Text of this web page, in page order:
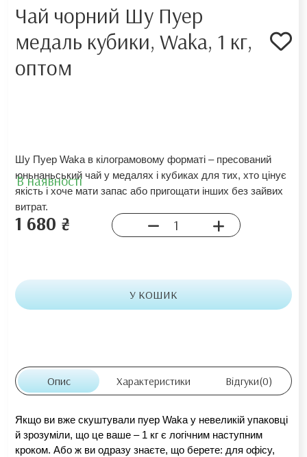
Чай чорний Шу Пуер
медаль кубики, Waka, 1 кг,
оптом
Шу Пуер Waka в кілограмовому форматі – пресований
юньнаньський чай у медалях і кубиках для тих, хто цінує
якість і хоче мати запас або пригощати інших без зайвих
витрат.
В наявності
1 680 ₴
У КОШИК
Опис Характеристики Відгуки(0)
Якщо ви вже скуштували пуер Waka у невеликій упаковці
й зрозуміли, що це ваше – 1 кг є логічним наступним
кроком. Або ж ви одразу знаєте, що берете: для офісу,